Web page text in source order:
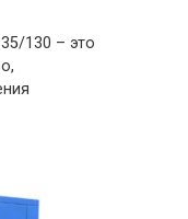
130 – это